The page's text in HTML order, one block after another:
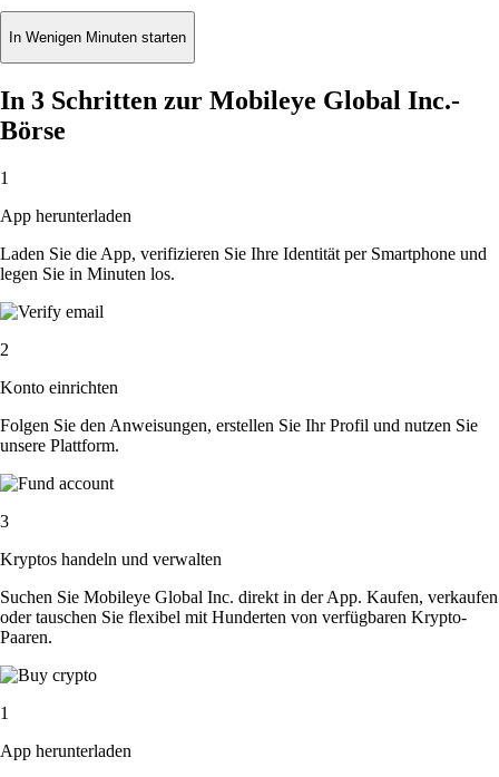
In Wenigen Minuten starten
In 3 Schritten zur Mobileye Global Inc.-
Börse
1
App herunterladen
Laden Sie die App, verifizieren Sie Ihre Identität per Smartphone und
legen Sie in Minuten los.
2
Konto einrichten
Folgen Sie den Anweisungen, erstellen Sie Ihr Profil und nutzen Sie
unsere Plattform.
3
Kryptos handeln und verwalten
Suchen Sie Mobileye Global Inc. direkt in der App. Kaufen, verkaufen
oder tauschen Sie flexibel mit Hunderten von verfügbaren Krypto-
Paaren.
1
App herunterladen